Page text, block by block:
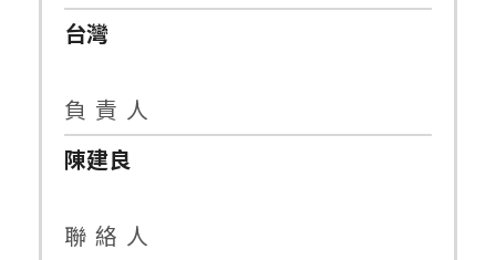
台灣
負 責 人
陳建良
聯 絡 人